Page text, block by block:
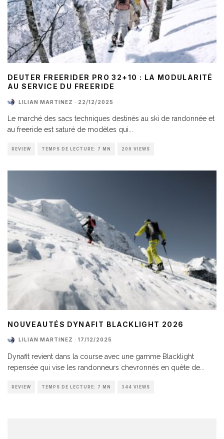
DEUTER FREERIDER PRO 32+10 : LA MODULARITÉ
AU SERVICE DU FREERIDE
LILIAN MARTINEZ · 22/12/2025
Le marché des sacs techniques destinés au ski de randonnée et
au freeride est saturé de modèles qui
REVIEW TEMPS DE LECTURE: 7 MN 206 VIEWS
NOUVEAUTÉS DYNAFIT BLACKLIGHT 2026
LILIAN MARTINEZ · 17/12/2025
Dynafit revient dans la course avec une gamme Blacklight
repensée qui vise les randonneurs chevronnés en quête de
REVIEW TEMPS DE LECTURE: 7 MN 344 VIEWS